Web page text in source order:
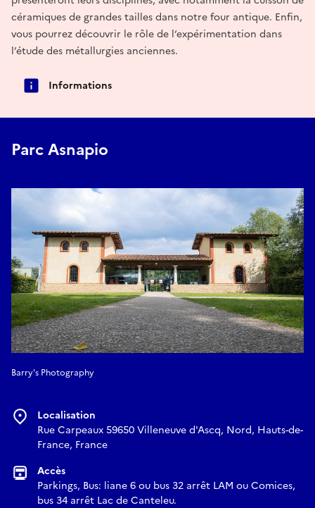
céramiques de grandes tailles dans notre four antique. Enfin,
vous pourrez découvrir le rôle de l‘expérimentation dans
l’étude des métallurgies anciennes.
Informations
Parc Asnapio
Barry's Photography
Localisation
Rue Carpeaux 59650 Villeneuve d'Ascq, Nord, Hauts-de-
France, France
Accès
Parkings, Bus: liane 6 ou bus 32 arrêt LAM ou Comices,
bus 34 arrêt Lac de Canteleu.